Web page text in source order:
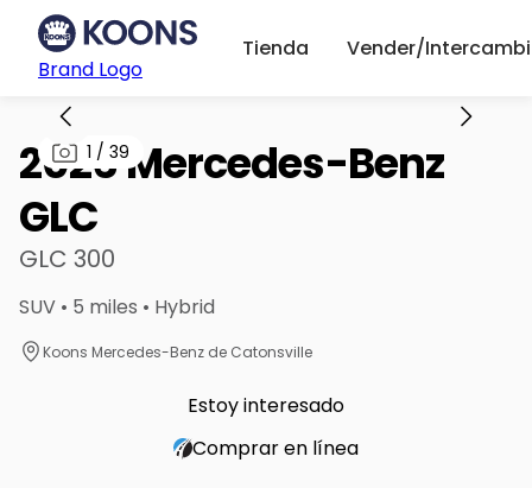
Brand Logo
Tienda Vender/
1 / 39
2026 Mercedes-Benz
GLC
GLC 300
SUV • 5 miles • Hybrid
Koons Mercedes-Benz de Catonsville
Estoy interesado
Comprar en línea